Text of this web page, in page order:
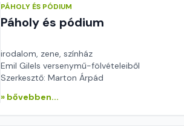
PÁHOLY ÉS PÓDIUM
Páholy és pódium
irodalom, zene, színház
Emil Gilels versenymű-fölvételeiből
Szerkesztő: Marton Árpád
» bővebben...